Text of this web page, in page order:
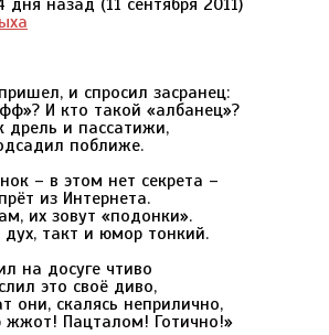
дня назад (11 сентября 2011)
и спросил засранец:
И кто такой «албанец»?
дрель и пассатижи,
поближе.
– в этом нет секрета –
из Интернета.
их зовут «подонки».
такт и юмор тонкий.
на досуге чтиво
это своё диво,
они, скалясь неприлично,
Пацталом! Готично!»